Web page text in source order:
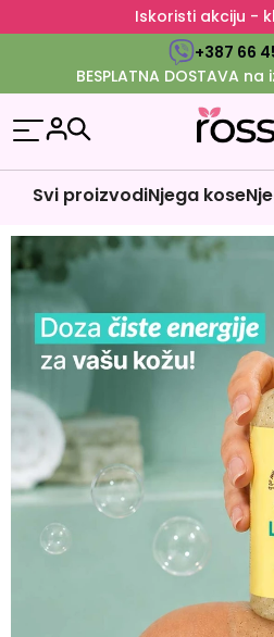
Iskoristi akciju -
+387 66
BESPLATNA DOSTAVA
Svi proizvodiNjega kose